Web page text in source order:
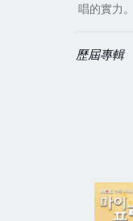
唱的實力 。
歷屆專輯